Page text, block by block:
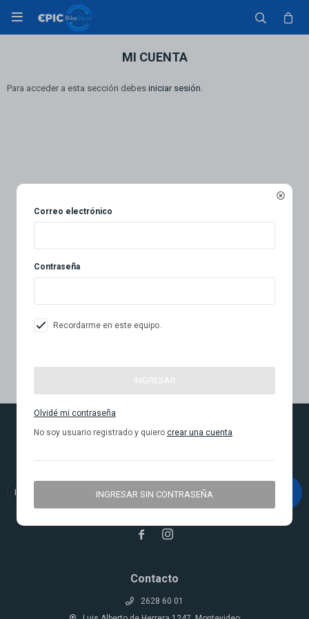

Correo electrónico
Contraseña
Recordarme en este equipo.
INGRESAR
Olvidé mi contraseña
No soy usuario registrado y quiero crear una cuenta.
INGRESAR SIN CONTRASEÑA

MI CUENTA
Para acceder a esta sección debes iniciar sesión.
Contacto
2628 60 01
Newsletter
 